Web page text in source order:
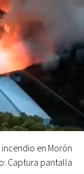
en Morón
Captura pantalla